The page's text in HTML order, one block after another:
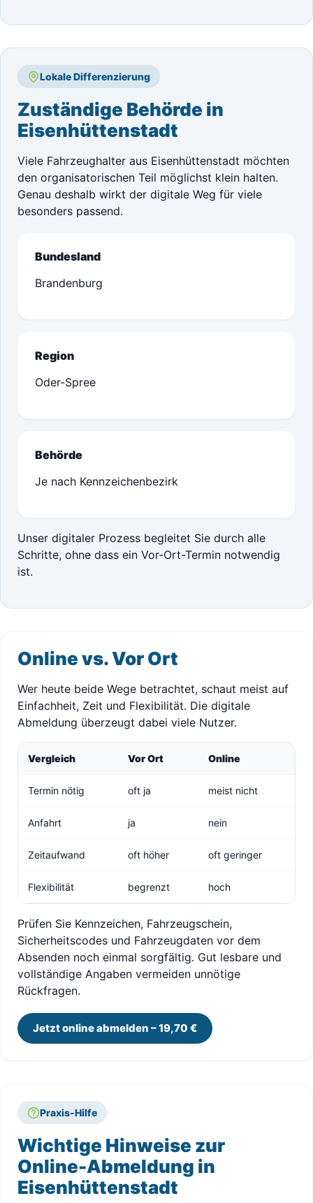
Lokale Differenzierung
Zuständige Behörde in
Eisenhüttenstadt
Viele Fahrzeughalter aus Eisenhüttenstadt möchten
den organisatorischen Teil möglichst klein halten.
Genau deshalb wirkt der digitale Weg für viele
besonders passend.
Bundesland
Brandenburg
Region
Oder-Spree
Behörde
Je nach Kennzeichenbezirk
Unser digitaler Prozess begleitet Sie durch alle
Schritte, ohne dass ein Vor-Ort-Termin notwendig
ist.
Online vs. Vor Ort
Wer heute beide Wege betrachtet, schaut meist auf
Einfachheit, Zeit und Flexibilität. Die digitale
Abmeldung überzeugt dabei viele Nutzer.
Vergleich Vor Ort Online
Termin nötig oft ja meist nicht
Anfahrt ja nein
Zeitaufwand oft höher oft geringer
Flexibilität begrenzt hoch
Prüfen Sie Kennzeichen, Fahrzeugschein,
Sicherheitscodes und Fahrzeugdaten vor dem
Absenden noch einmal sorgfältig. Gut lesbare und
vollständige Angaben vermeiden unnötige
Rückfragen.
Jetzt online abmelden – 19,70 €
Praxis-Hilfe
Wichtige Hinweise zur
Online-Abmeldung in
Eisenhüttenstadt